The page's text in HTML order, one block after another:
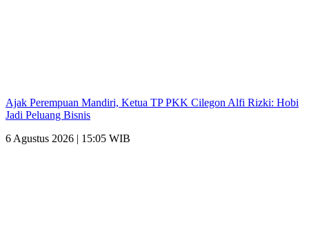
Ajak Perempuan Mandiri, Ketua TP PKK Cilegon Alfi Rizki: Hobi
Jadi Peluang Bisnis
6 Agustus 2026 | 15:05 WIB